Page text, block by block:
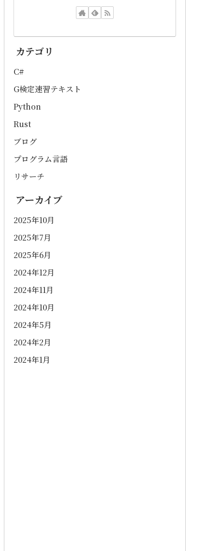
カテゴリ
C#
G検定速習テキスト
Python
Rust
ブログ
プログラム言語
リサーチ
アーカイブ
2025年10月
2025年7月
2025年6月
2024年12月
2024年11月
2024年10月
2024年5月
2024年2月
2024年1月